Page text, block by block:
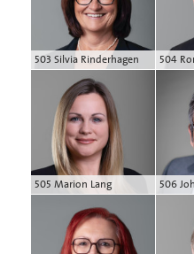
503 Silvia Rinderhagen 504
505 Marion Lang 506